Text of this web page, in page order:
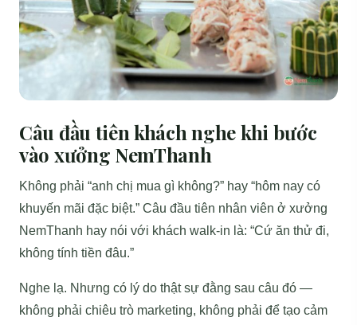
Câu đầu tiên khách nghe khi bước
vào xưởng NemThanh
Không phải “anh chị mua gì không?” hay “hôm nay có
khuyến mãi đặc biệt.” Câu đầu tiên nhân viên ở xưởng
NemThanh hay nói với khách walk-in là: “Cứ ăn thử đi,
không tính tiền đâu.”
Nghe lạ. Nhưng có lý do thật sự đằng sau câu đó —
không phải chiêu trò marketing, không phải để tạo cảm